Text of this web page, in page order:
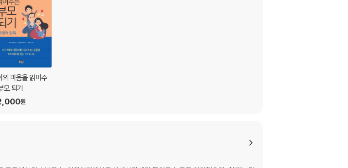
의 마음을 읽어주
모 되기
원